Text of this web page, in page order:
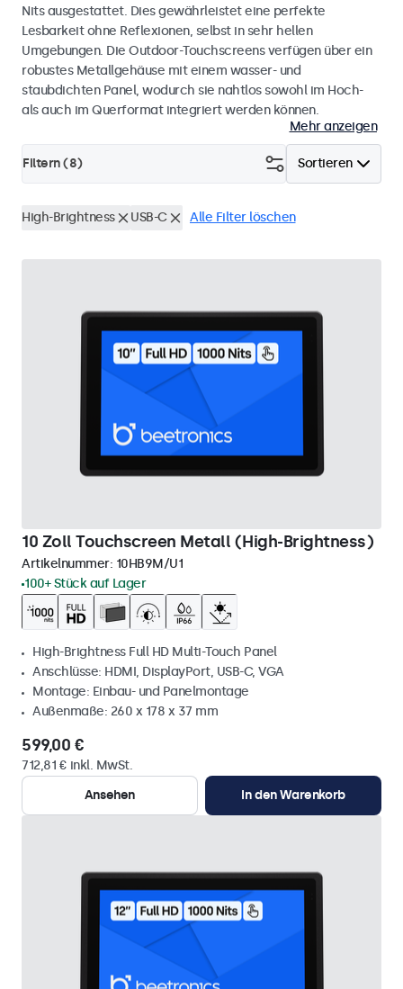
Nits ausgestattet. Dies gewährleistet eine perfekte
Lesbarkeit ohne Reflexionen, selbst in sehr hellen
Umgebungen. Die Outdoor-Touchscreens verfügen über ein
robustes Metallgehäuse mit einem wasser- und
staubdichten Panel, wodurch sie nahtlos sowohl im Hoch-
als auch im Querformat integriert werden können.
Mehr anzeigen
Sortieren
Filtern (8)
High-Brightness USB-C Alle Filter löschen
10 Zoll Touchscreen Metall (High-Brightness)
Artikelnummer: 10HB9M/U1
100+ Stück auf Lager
High-Brightness Full HD Multi-Touch Panel
Anschlüsse: HDMI, DisplayPort, USB-C, VGA
Montage: Einbau- und Panelmontage
Außenmaße: 260 x 178 x 37 mm
599,00 €
712,81 € inkl. MwSt.
Ansehen
In den Warenkorb